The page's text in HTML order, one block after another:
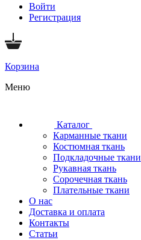
Войти
Регистрация
Корзина
Меню
Каталог
Карманные ткани
Костюмная ткань
Подкладочные ткани
Рукавная ткань
Сорочечная ткань
Плательные ткани
О нас
Доставка и оплата
Контакты
Статьи